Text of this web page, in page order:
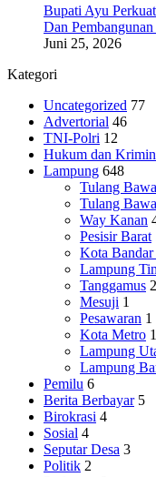
Bupati Ayu
Dan Pembangunan
Juni 25, 2026
Kategori
Uncategorized 77
Advertorial 46
TNI-Polri 12
Hukum dan
Lampung 648
Tulang
Tulang
Way Kanan
Pesisir Barat
Kota
Lampung
Tanggamus 2
Mesuji 1
Pesawaran 1
Kota Metro 1
Lampung
Lampung
Pemilu 6
Berita Berbayar 5
Birokrasi 4
Sosial 4
Seputar Desa 3
Politik 2